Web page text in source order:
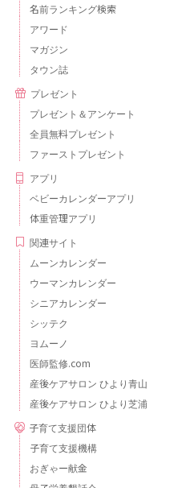
名前ランキング検索
アワード
マガジン
タウン誌
プレゼント
プレゼント＆アンケート
全員無料プレゼント
ファーストプレゼント
アプリ
ベビーカレンダーアプリ
体重管理アプリ
関連サイト
ムーンカレンダー
ウーマンカレンダー
シニアカレンダー
シッテク
ヨムーノ
医師監修.com
産後ケアサロン ひより青山
産後ケアサロン ひより芝浦
子育て支援団体
子育て支援機構
おぎゃー献金